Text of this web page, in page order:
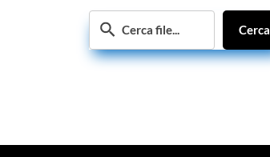
Cerca